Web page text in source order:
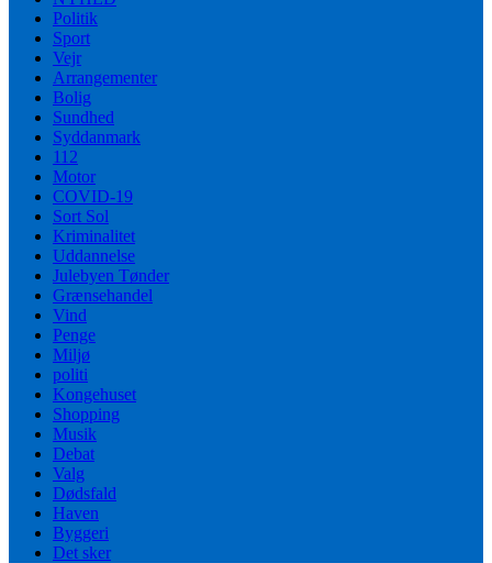
Politik
Sport
Vejr
Arrangementer
Bolig
Sundhed
Syddanmark
112
Motor
COVID-19
Sort Sol
Kriminalitet
Uddannelse
Julebyen Tønder
Grænsehandel
Vind
Penge
Miljø
politi
Kongehuset
Shopping
Musik
Debat
Valg
Dødsfald
Haven
Byggeri
Det sker